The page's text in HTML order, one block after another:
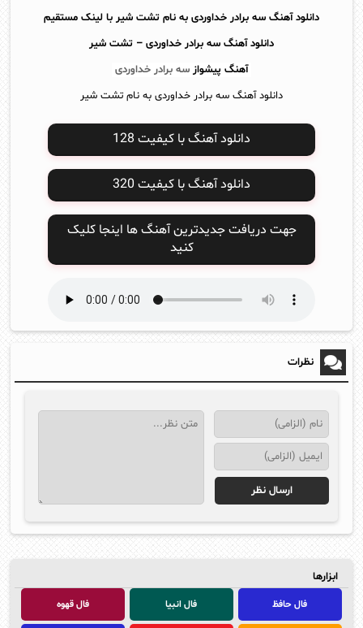
دانلود آهنگ سه برادر خداوردی به نام تشت شیر با لینک مستقیم
دانلود آهنگ سه برادر خداوردی – تشت شیر
آهنگ پیشواز سه برادر خداوردی
دانلود آهنگ سه برادر خداوردی به نام تشت شیر
دانلود آهنگ با کیفیت 128
دانلود آهنگ با کیفیت 320
جهت دریافت جدیدترین آهنگ ها اینجا کلیک
کنید
نظرات
ابزارها
فال حافظ فال انبیا فال قهوه